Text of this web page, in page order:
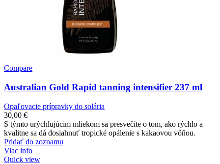
Compare
Australian Gold Rapid tanning intensifier 237 ml
Opaľovacie prípravky do solária
30,00 €
S týmto urýchlujúcim mliekom sa presvečíte o tom, ako rýchlo a
kvalitne sa dá dosiahnuť tropické opálenie s kakaovou vôňou.
Pridať do zoznamu
Viac info
Quick view